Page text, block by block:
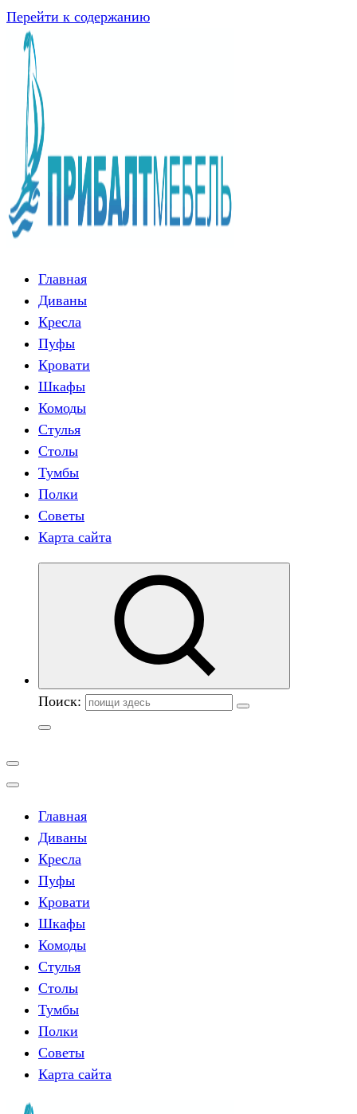
Перейти к содержанию
Главная
Диваны
Кресла
Пуфы
Кровати
Шкафы
Комоды
Стулья
Столы
Тумбы
Полки
Советы
Карта сайта
Поиск:
Главная
Диваны
Кресла
Пуфы
Кровати
Шкафы
Комоды
Стулья
Столы
Тумбы
Полки
Советы
Карта сайта